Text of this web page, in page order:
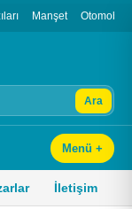
Manşet Otomobil
Ara
Menü +
İletişim